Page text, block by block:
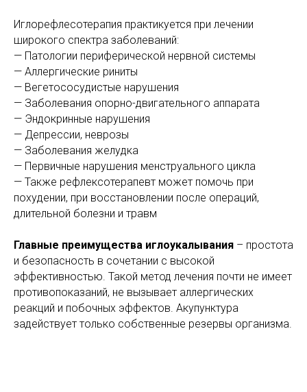
Иглорефлесотерапия практикуется при лечении
широкого спектра заболеваний:
— Патологии периферической нервной системы
— Аллергические риниты
— Вегетососудистые нарушения
— Заболевания опорно-двигательного аппарата
— Эндокринные нарушения
— Депрессии, неврозы
— Заболевания желудка
— Первичные нарушения менструального цикла
— Также рефлексотерапевт может помочь при
похудении, при восстановлении после операций,
длительной болезни и травм
Главные преимущества иглоукалывания – простота
и безопасность в сочетании с высокой
эффективностью. Такой метод лечения почти не имеет
противопоказаний, не вызывает аллергических
реакций и побочных эффектов. Акупунктура
задействует только собственные резервы организма.